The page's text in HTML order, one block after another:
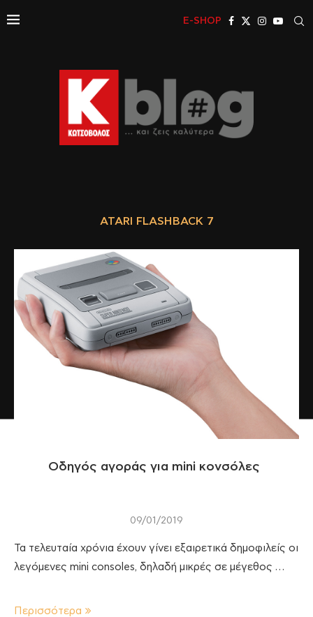
E-SHOP
ATARI FLASHBACK 7
Οδηγός αγοράς για mini κονσόλες
09/01/2019
Τα τελευταία χρόνια έχουν γίνει εξαιρετικά δημοφιλείς οι
λεγόμενες mini consoles, δηλαδή μικρές σε μέγεθος …
Περισσότερα